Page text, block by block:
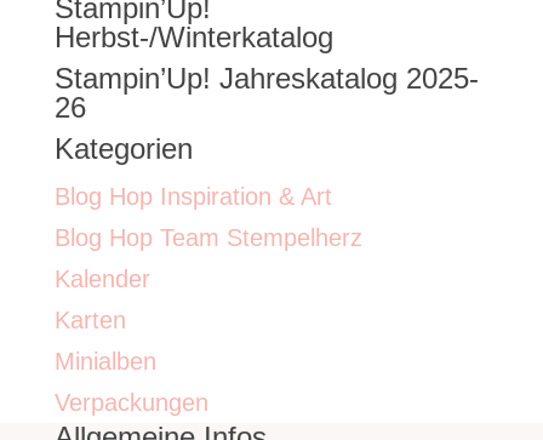
nach:
Stampin’Up!
Herbst-/Winterkatalog
Stampin’Up! Jahreskatalog 2025-
26
Kategorien
Blog Hop Inspiration & Art
Blog Hop Team Stempelherz
Kalender
Karten
Minialben
Verpackungen